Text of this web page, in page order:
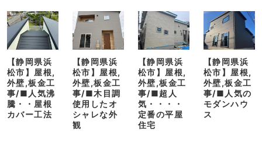
【静岡県浜
松市】屋根,
外壁,板金工
事/■人気沸
騰・・屋根
カバー工法
【静岡県浜
松市】屋根,
外壁,板金工
事/■木目調
使用したオ
シャレな外
観
【静岡県浜
松市】屋根,
外壁,板金工
事/■超人
気・・・・
定番の平屋
住宅
【静岡県浜
松市】屋根,
外壁,板金工
事/■人気の
モダンハウ
ス